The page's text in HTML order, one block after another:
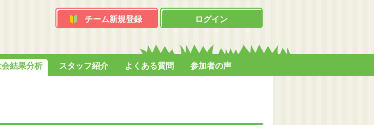
チーム新規登録 ログイン
会結果分析 スタッフ紹介 よくある質問 参加者の声